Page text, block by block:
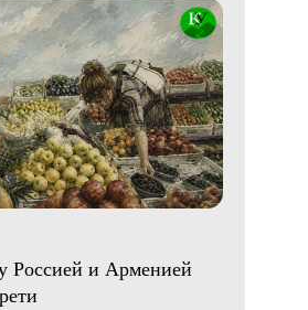
Россией и Арменией